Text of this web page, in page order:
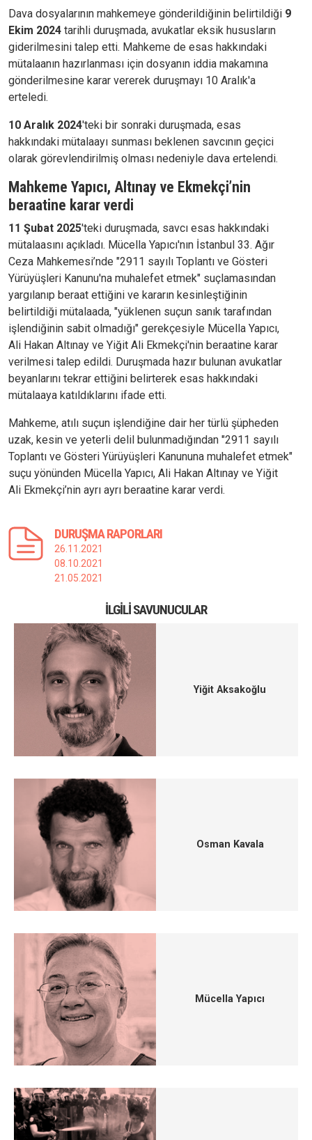
Dava dosyalarının mahkemeye gönderildiğinin belirtildiği 9
Ekim 2024 tarihli duruşmada, avukatlar eksik hususların
giderilmesini talep etti. Mahkeme de esas hakkındaki
mütalaanın hazırlanması için dosyanın iddia makamına
gönderilmesine karar vererek duruşmayı 10 Aralık'a
erteledi.
10 Aralık 2024'teki bir sonraki duruşmada, esas
hakkındaki mütalaayı sunması beklenen savcının geçici
olarak görevlendirilmiş olması nedeniyle dava ertelendi.
Mahkeme Yapıcı, Altınay ve Ekmekçi’nin
beraatine karar verdi
11 Şubat 2025'teki duruşmada, savcı esas hakkındaki
mütalaasını açıkladı. Mücella Yapıcı'nın İstanbul 33. Ağır
Ceza Mahkemesi’nde "2911 sayılı Toplantı ve Gösteri
Yürüyüşleri Kanunu'na muhalefet etmek" suçlamasından
yargılanıp beraat ettiğini ve kararın kesinleştiğinin
belirtildiği mütalaada, "yüklenen suçun sanık tarafından
işlendiğinin sabit olmadığı" gerekçesiyle Mücella Yapıcı,
Ali Hakan Altınay ve Yiğit Ali Ekmekçi'nin beraatine karar
verilmesi talep edildi. Duruşmada hazır bulunan avukatlar
beyanlarını tekrar ettiğini belirterek esas hakkındaki
mütalaaya katıldıklarını ifade etti.
Mahkeme, atılı suçun işlendiğine dair her türlü şüpheden
uzak, kesin ve yeterli delil bulunmadığından "2911 sayılı
Toplantı ve Gösteri Yürüyüşleri Kanununa muhalefet etmek"
suçu yönünden Mücella Yapıcı, Ali Hakan Altınay ve Yiğit
Ali Ekmekçi’nin ayrı ayrı beraatine karar verdi.
DURUŞMA RAPORLARI
26.11.2021
08.10.2021
21.05.2021
İLGILI SAVUNUCULAR
Yiğit Aksakoğlu
Osman Kavala
Mücella Yapıcı